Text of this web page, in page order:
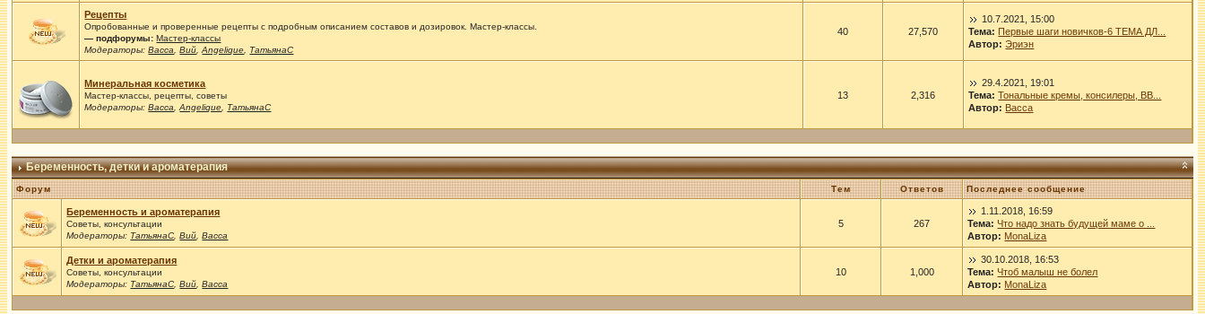
Рецепты
Опробованные и проверенные рецепты с подробным описанием составов и дозировок. Мастер-классы.
— подфорумы: Мастер-классы
Модераторы:Васса ,Вий ,Angelique ТатьянаС
40 27,570
10.7.2021, 15:00
Тема: Первые шаги новичков-6 ТЕМА ДЛ...
Автор: Эриэн
Минеральная косметика
Мастер-классы, рецепты, советы
Модераторы:Васса ,Angelique ТатьянаС
13 2,316
29.4.2021, 19:01
Тема: Тональные кремы, консилеры, ВВ...
Автор: Васса
Беременность, детки и ароматерапия
Форум Тем Ответов Последнее сообщение
Беременность и ароматерапия
Советы, консультации
Модераторы: ТатьянаС ,Вий ,Васса
5 267
1.11.2018, 16:59
Тема: Что надо знать будущей маме о ...
Автор: MonaLiza
Детки и ароматерапия
Советы, консультации
Модераторы: ТатьянаС ,Вий ,Васса
10 1,000
30.10.2018, 16:53
Тема: Чтоб малыш не болел
Автор: MonaLiza